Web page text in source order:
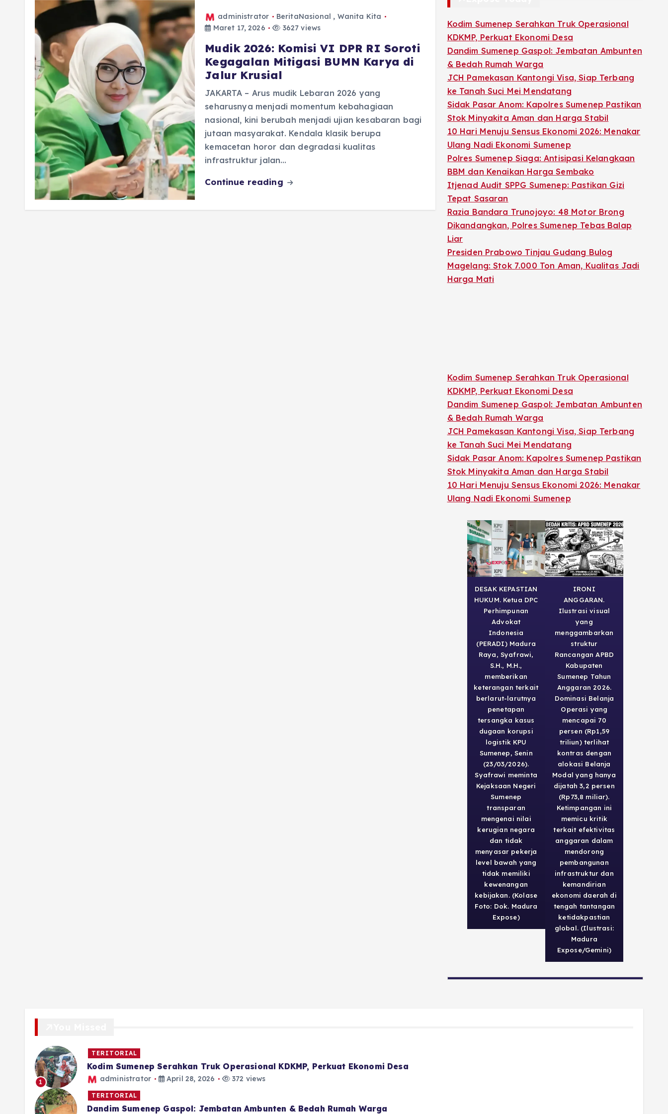
administrator BeritaNasional , Wanita Kita
Maret 17, 2026
3627 views
Mudik 2026: Komisi VI DPR RI Soroti
Kegagalan Mitigasi BUMN Karya di
Jalur Krusial
JAKARTA – Arus mudik Lebaran 2026 yang
seharusnya menjadi momentum kebahagiaan
nasional, kini berubah menjadi ujian kesabaran bagi
jutaan masyarakat. Kendala klasik berupa
kemacetan horor dan degradasi kualitas
infrastruktur jalan…
Continue reading
Kodim Sumenep Serahkan Truk Operasional
KDKMP, Perkuat Ekonomi Desa
Dandim Sumenep Gaspol: Jembatan Ambunten
& Bedah Rumah Warga
JCH Pamekasan Kantongi Visa, Siap Terbang
ke Tanah Suci Mei Mendatang
Sidak Pasar Anom: Kapolres Sumenep Pastikan
Stok Minyakita Aman dan Harga Stabil
10 Hari Menuju Sensus Ekonomi 2026: Menakar
Ulang Nadi Ekonomi Sumenep
Polres Sumenep Siaga: Antisipasi Kelangkaan
BBM dan Kenaikan Harga Sembako
Itjenad Audit SPPG Sumenep: Pastikan Gizi
Tepat Sasaran
Razia Bandara Trunojoyo: 48 Motor Brong
Dikandangkan, Polres Sumenep Tebas Balap
Liar
Presiden Prabowo Tinjau Gudang Bulog
Magelang: Stok 7.000 Ton Aman, Kualitas Jadi
Harga Mati
Kodim Sumenep Serahkan Truk Operasional
KDKMP, Perkuat Ekonomi Desa
Dandim Sumenep Gaspol: Jembatan Ambunten
& Bedah Rumah Warga
JCH Pamekasan Kantongi Visa, Siap Terbang
ke Tanah Suci Mei Mendatang
Sidak Pasar Anom: Kapolres Sumenep Pastikan
Stok Minyakita Aman dan Harga Stabil
10 Hari Menuju Sensus Ekonomi 2026: Menakar
Ulang Nadi Ekonomi Sumenep
DESAK KEPASTIAN
HUKUM. Ketua DPC
Perhimpunan
Advokat
Indonesia
(PERADI) Madura
Raya, Syafrawi,
S.H., M.H.,
memberikan
keterangan terkait
berlarut-larutnya
penetapan
tersangka kasus
dugaan korupsi
logistik KPU
Sumenep, Senin
(23/03/2026).
Syafrawi meminta
Kejaksaan Negeri
Sumenep
transparan
mengenai nilai
kerugian negara
dan tidak
menyasar pekerja
level bawah yang
tidak memiliki
kewenangan
kebijakan. (Kolase
Foto: Dok. Madura
Expose)
IRONI
ANGGARAN.
Ilustrasi visual
yang
menggambarkan
struktur
Rancangan APBD
Kabupaten
Sumenep Tahun
Anggaran 2026.
Dominasi Belanja
Operasi yang
mencapai 70
persen (Rp1,59
triliun) terlihat
kontras dengan
alokasi Belanja
Modal yang hanya
dijatah 3,2 persen
(Rp73,8 miliar).
Ketimpangan ini
memicu kritik
terkait efektivitas
anggaran dalam
mendorong
pembangunan
infrastruktur dan
kemandirian
ekonomi daerah di
tengah tantangan
ketidakpastian
global. (Ilustrasi:
Madura
Expose/Gemini)
1
TERITORIAL
Kodim Sumenep Serahkan Truk Operasional KDKMP, Perkuat Ekonomi Desa
administrator April 28, 2026 372 views
TERITORIAL
Dandim Sumenep Gaspol: Jembatan Ambunten & Bedah Rumah Warga